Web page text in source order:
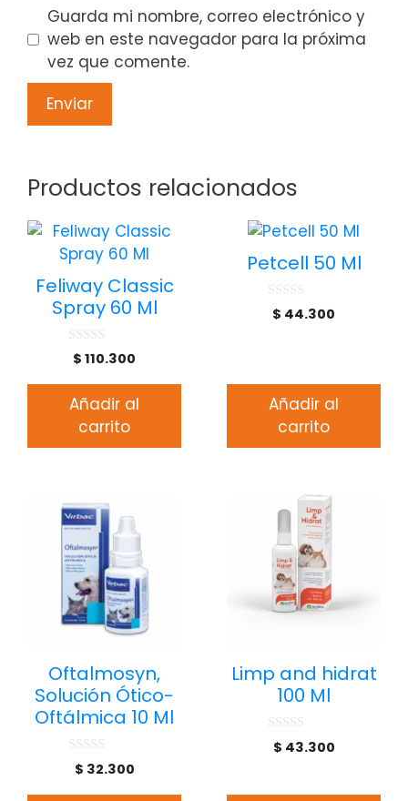
Guarda mi nombre, correo electrónico y
web en este navegador para la próxima
vez que comente.
Productos relacionados
Feliway Classic
Spray 60 Ml
0
d$ 110.300
Añadir al
carrito
Petcell 50 Ml
0
d$ 44.300
Añadir al
carrito
Oftalmosyn,
Solución Ótico-
Oftálmica 10 Ml
0
d$ 32.300
Limp and hidrat
100 Ml
0
d$ 43.300